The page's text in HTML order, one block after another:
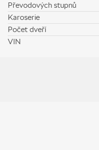
Převodových stupnů
Karoserie
Počet dveří
VIN